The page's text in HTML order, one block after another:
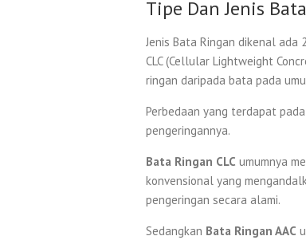
Tipe Dan Jenis
Jenis Bata Ringan dikenal ada
CLC (Cellular Lightweight
ringan daripada bata pada
Perbedaan yang terdapat
pengeringannya.
Bata Ringan CLC umumnya
konvensional yang
pengeringan secara alami.
Sedangkan Bata Ringan AAC